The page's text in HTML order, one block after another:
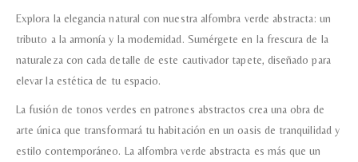
Explora la elegancia natural con nuestra alfombra verde abstracta: un
tributo a la armonía y la modernidad. Sumérgete en la frescura de la
naturaleza con cada detalle de este cautivador tapete, diseñado para
elevar la estética de tu espacio.
La fusión de tonos verdes en patrones abstractos crea una obra de
arte única que transformará tu habitación en un oasis de tranquilidad y
estilo contemporáneo. La alfombra verde abstracta es más que un